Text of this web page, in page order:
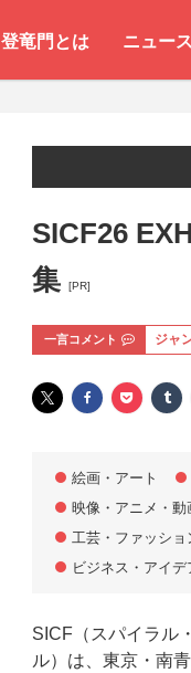
登竜門とは ニュース
SICF26
集
[PR]
一言コメント ジャ
絵画・アート
映像・アニメ・動
工芸・ファッショ
ビジネス・アイデ
SICF（スパイラル
ル）は、東京・南